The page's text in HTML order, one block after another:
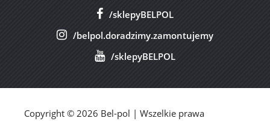
/sklepyBELPOL
/belpol.doradzimy.zamontujemy
/sklepyBELPOL
Copyright © 2026 Bel-pol | Wszelkie prawa